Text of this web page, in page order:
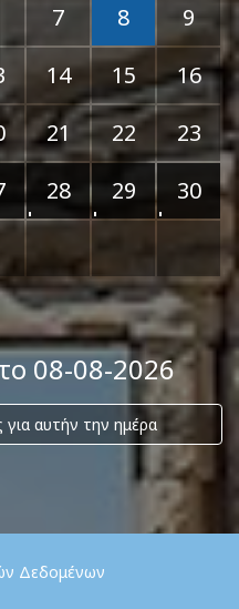
7 8
9
14 15
16
21 22
23
28 29
30
08-08-2026
αυτήν την ημέρα
Δεδομένων